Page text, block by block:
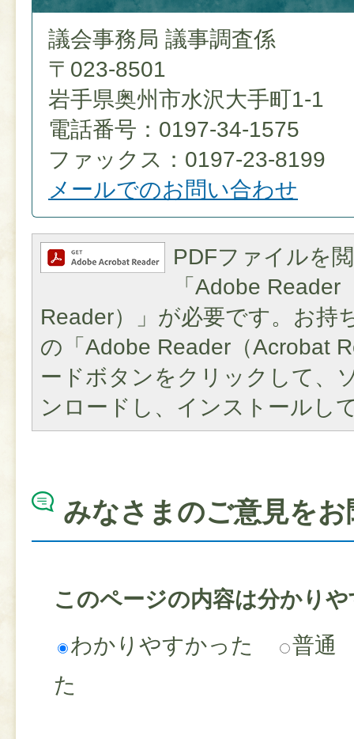
議会事務局 議事調査係
〒023-8501
岩手県奥州市水沢大手町1-1
電話番号：0197-34-1575
ファックス：0197-23-8199
メールでのお問い合わせ
PDFファイルを
「Adobe Reader
Reader）」が必要です。お持
の「Adobe Reader（Acrobat
ードボタンをクリックして、
ンロードし、インストールし
みなさまのご意見を
このページの内容は分かり
わかりやすかった
普通
た